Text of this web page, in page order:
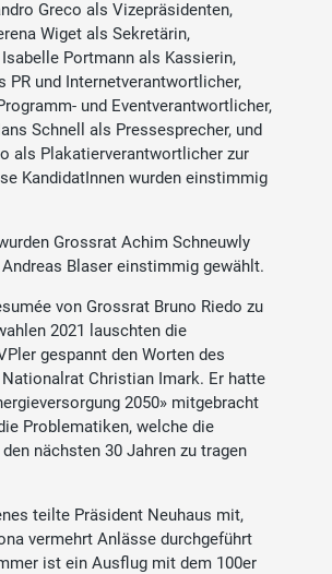
Greco als Vizepräsidenten,
Wiget als Sekretärin,
Portmann als Kassierin,
PR und Internetverantwortlicher,
und Eventverantwortlicher,
Schnell als Pressesprecher, und
als Plakatierverantwortlicher zur
KandidatInnen wurden einstimmig
Grossrat Achim Schneuwly
Blaser einstimmig gewählt.
von Grossrat Bruno Riedo zu
2021 lauschten die
gespannt den Worten des
Christian Imark. Er hatte
2050» mitgebracht
Problematiken, welche die
nächsten 30 Jahren zu tragen
teilte Präsident Neuhaus mit,
vermehrt Anlässe durchgeführt
ist ein Ausflug mit dem 100er